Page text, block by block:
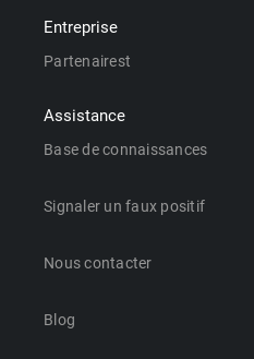
Entreprise
Partenairest
Assistance
Base de connaissances
Signaler un faux positif
Nous contacter
Blog